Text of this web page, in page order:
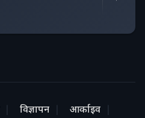
विज्ञापन
आर्काइव